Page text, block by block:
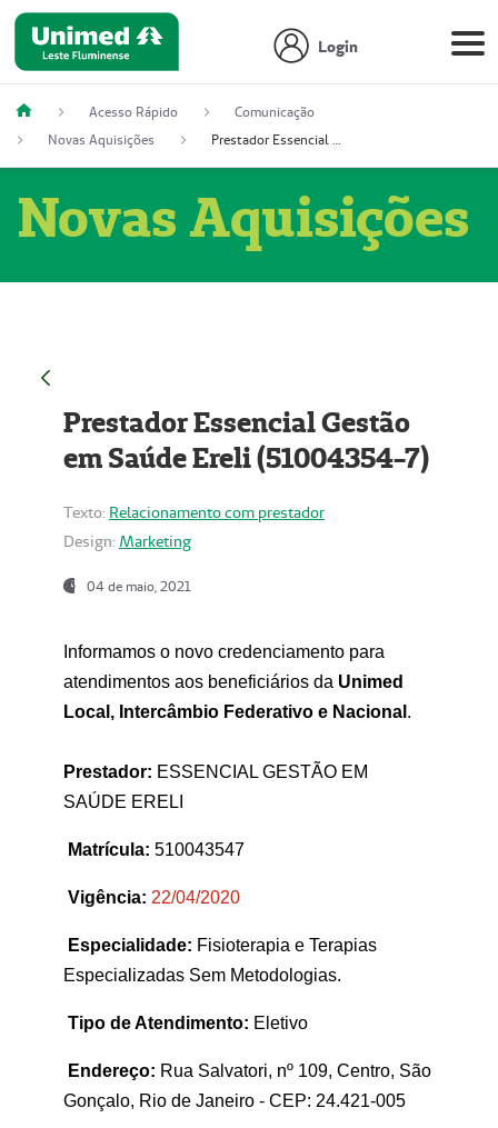
Login
Acesso Rápido
Comunicação
Novas Aquisições
Prestador Essencial Gestão em Saúde Ereli (51004354-7)
Novas Aquisições
Prestador Essencial Gestão
em Saúde Ereli (51004354-7)
Texto: Relacionamento com prestador
Design: Marketing
04 de maio, 2021
Informamos o novo credenciamento para
atendimentos aos beneficiários da Unimed
Local, Intercâmbio Federativo e Nacional .
Prestador: ESSENCIAL GESTÃO EM
SAÚDE ERELI
Matrícula: 510043547
Vigência: 22/04/2020
Especialidade: Fisioterapia e Terapias
Especializadas Sem Metodologias.
Tipo de Atendimento: Eletivo
Endereço: Rua Salvatori, nº 109, Centro, São
Gonçalo, Rio de Janeiro - CEP: 24.421-005